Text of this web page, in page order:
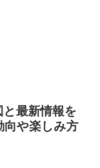
最新情報を
や楽しみ方